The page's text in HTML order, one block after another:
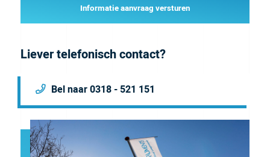
Informatie aanvraag versturen
Liever telefonisch contact?
Bel naar 0318 - 521 151